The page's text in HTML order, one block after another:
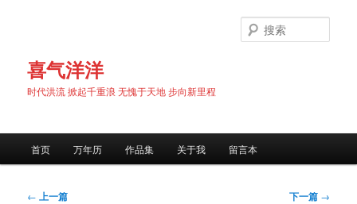
喜气洋洋
时代洪流 掀起千重浪 无愧于天地 步向新里程
索
首页 万年历 作品集 关于我 留言本
文
← 上一篇 下一篇 →